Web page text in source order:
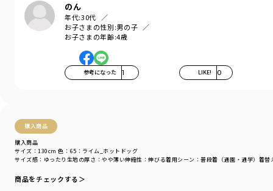
のん
年代:30代
お子さまの性別:男の子
お子さまの年齢:4歳
参考になった 1 LIKE! 0
購入商品
購入商品
サイズ感 ：ゆったり 生地の厚さ ：やや薄い伸縮性 ：伸びる着用シーン ：普段着（通園・通学） 着替
サイズ：130cm 色：65：ライム_ホットドッグ
商品をチェックする＞